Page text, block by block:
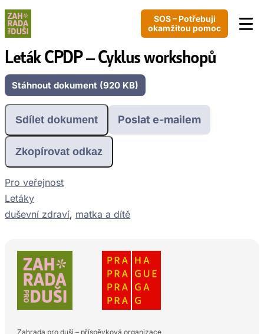
SOS – Potřebuji
okamžitou pomoc
Leták CPDP – Cyklus workshopů
Stáhnout dokument (920 KB)
Sdílet dokument Poslat e-mailem
Zkopírovat odkaz
Pro veřejnost
Letáky
duševní zdraví, matka a dítě
Zahrada pro duši – příspěvková organizace